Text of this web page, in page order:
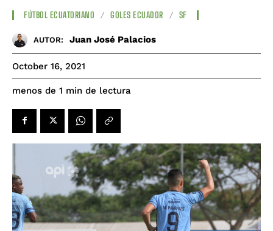
FÚTBOL ECUATORIANO GOLES ECUADOR SF
AUTOR: Juan José Palacios
October 16, 2021
menos de 1 min de lectura